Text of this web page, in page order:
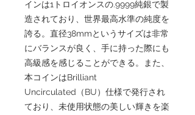
インは1トロイオンスの.9999純銀で製
造されており、世界最高水準の純度を
誇る。直径38mmというサイズは非常
にバランスが良く、手に持った際にも
高級感を感じることができる。また、
本コインはBrilliant
Uncirculated（BU）仕様で発行され
ており、未使用状態の美しい輝きを楽